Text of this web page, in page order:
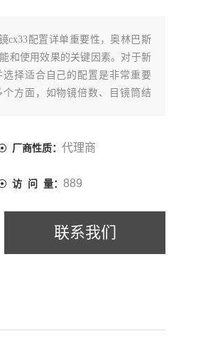
cx33配置详单重要性，奥林巴斯
和使用效果的关键因素。对于新
择适合自己的配置是非常重要
方面，如物镜倍数、目镜筒结
厂商性质： 代理商
访 问 量： 889
联系我们